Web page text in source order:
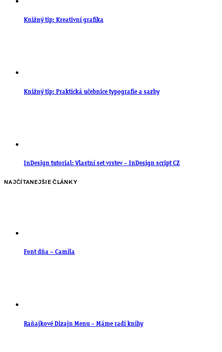
Knižný tip: Kreativní grafika
Knižný tip: Praktická učebnice typografie a sazby
InDesign tutorial: Vlastní set vrstev – InDesign script CZ
NAJČÍTANEJŠIE ČLÁNKY
Font dňa – Camila
Raňajkové Dizajn Menu – Máme radi knihy